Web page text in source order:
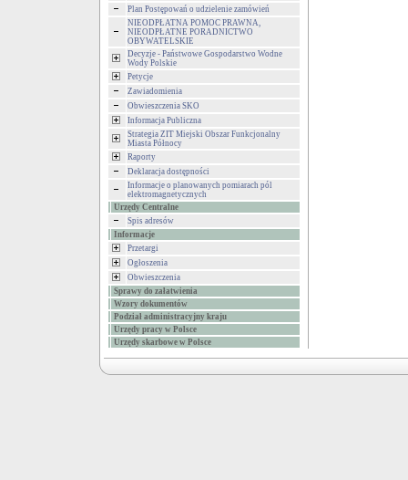
Plan Postępowań o udzielenie zamówień
NIEODPŁATNA POMOC PRAWNA,
NIEODPŁATNE PORADNICTWO
OBYWATELSKIE
Decyzje - Państwowe Gospodarstwo Wodne
Wody Polskie
Petycje
Zawiadomienia
Obwieszczenia SKO
Informacja Publiczna
Strategia ZIT Miejski Obszar Funkcjonalny
Miasta Północy
Raporty
Deklaracja dostępności
Informacje o planowanych pomiarach pól
elektromagnetycznych
Urzędy Centralne
Spis adresów
Informacje
Przetargi
Ogłoszenia
Obwieszczenia
Sprawy do załatwienia
Wzory dokumentów
Podział administracyjny kraju
Urzędy pracy w Polsce
Urzędy skarbowe w Polsce